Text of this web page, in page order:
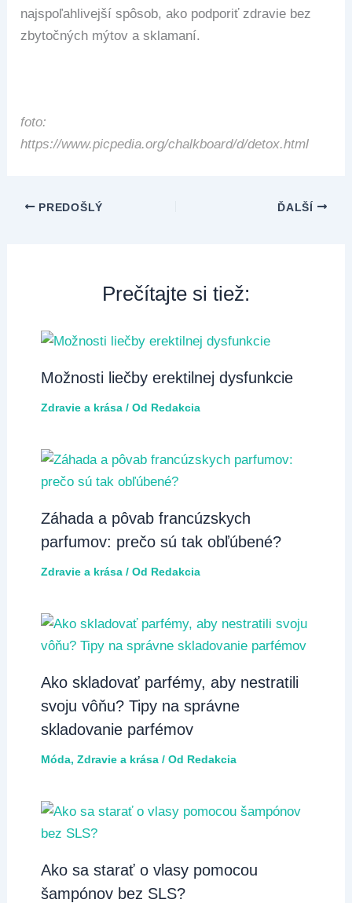
najspoľahlivejší spôsob, ako podporiť zdravie bez
zbytočných mýtov a sklamaní.
foto:
https://www.picpedia.org/chalkboard/d/detox.html
PREDOŠLÝ ĎALŠÍ
Prečítajte si tiež:
Možnosti liečby erektilnej dysfunkcie
Zdravie a krása/ Od Redakcia
Záhada a pôvab francúzskych
parfumov: prečo sú tak obľúbené?
Zdravie a krása/ Od Redakcia
Ako skladovať parfémy, aby nestratili
svoju vôňu? Tipy na správne
skladovanie parfémov
Móda, Zdravie a krása/ Od Redakcia
Ako sa starať o vlasy pomocou
šampónov bez SLS?